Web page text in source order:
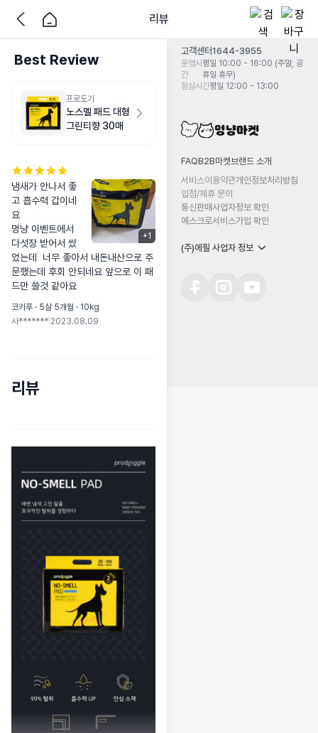
리뷰
Best Review
프로도기
노스멜 패드 대형
그린티향 30매
+1
냄새가 안나서 좋
고 흡수력 갑이네
요
멍냥 이벤트에서
다섯장 받어서 썼
었는데  너무 좋아서 내돈내산으로 주
문했는데 후회 안되네요 앞으로 이 패
드만 쓸것 같아요
코카푸 · 5살 5개월 · 10kg
사******* 2023.08.09
리뷰
고객센터1644-3955
운영시
간
평일 10:00 - 16:00 (주말, 공
휴일 휴무)
점심시간평일 12:00 - 13:00
FAQB2B마켓 브랜드 소개
서비스이용약관개인정보처리방침
입점/제휴 문의
통신판매사업자정보 확인
에스크로서비스가입 확인
(주)에필 사업자 정보